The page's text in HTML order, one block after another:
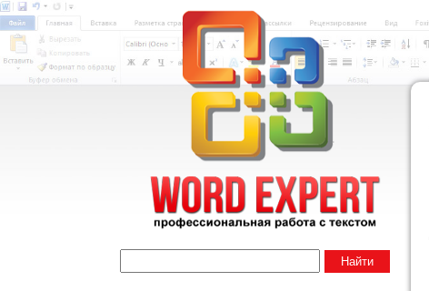
Найти